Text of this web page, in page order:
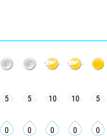
5 5 10 10 5
0 0 0 0 0